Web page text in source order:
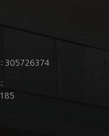
305726374